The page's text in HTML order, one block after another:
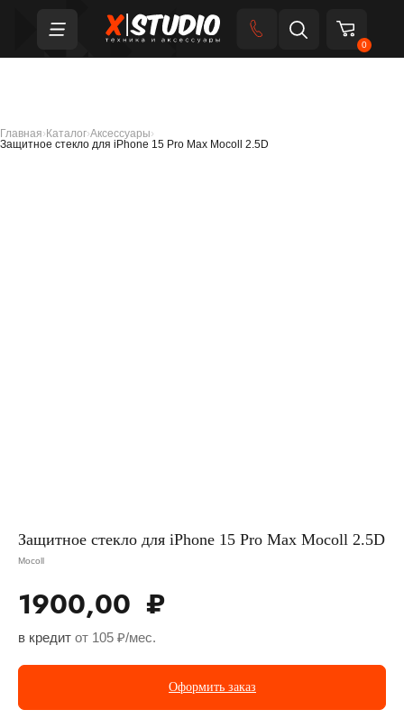
0
Главная› Каталог›Аксессуары›
Защитное стекло для iPhone 15 Pro Max Mocoll 2.5D
Защитное стекло для iPhone 15 Pro Max Mocoll 2.5D
Mocoll
1900,00 ₽
в кредит от 105 ₽/мес.
Оформить заказ